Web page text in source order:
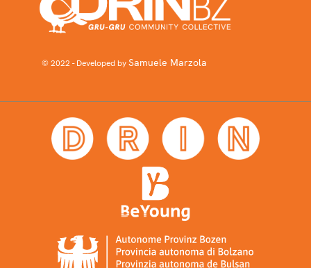
© 2022 - Developed bySamuele Marzola